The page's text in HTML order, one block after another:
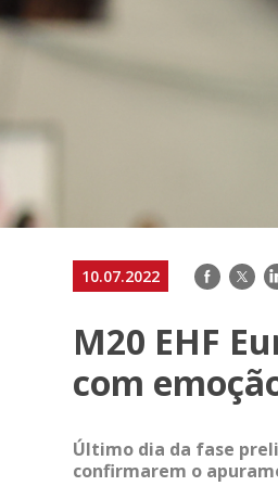
10.07.2022 Facebook
M20 EHF
com
Último dia da fase
confirmarem o